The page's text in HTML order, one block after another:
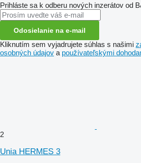
Prihláste sa k odberu nových inzerátov od
Odosielanie na e-mail
Kliknutím sem vyjadrujete súhlas s našimi
osobných údajov a používateľskými
2
Unia HERMES 3